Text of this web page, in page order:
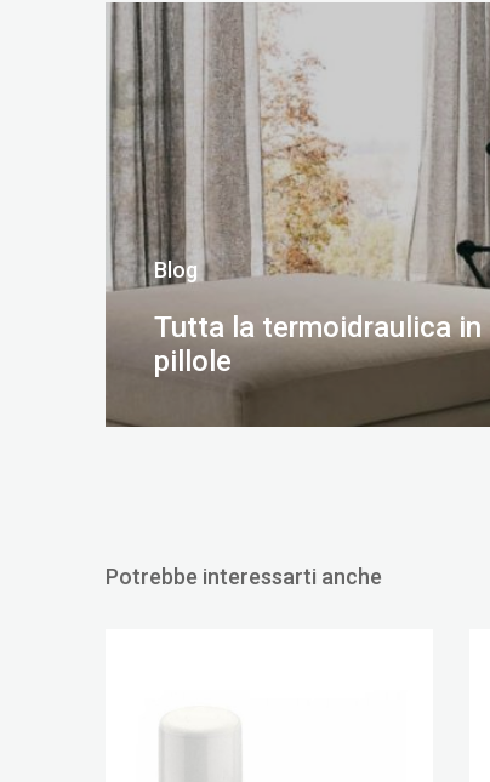
Blog
Tutta la termoidraulica in
pillole
Potrebbe interessarti anche